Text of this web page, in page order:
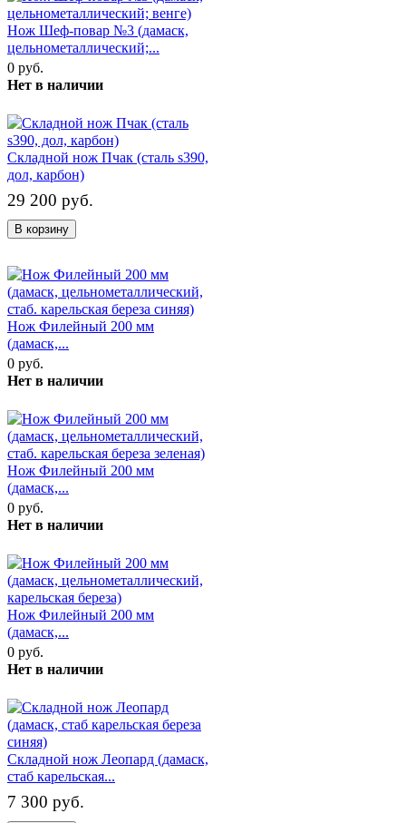
Нож Шеф-повар №3 (дамаск,
цельнометаллический;...
0 руб.
Нет в наличии
Складной нож Пчак (сталь s390,
дол, карбон)
29 200 руб.
В корзину
Нож Филейный 200 мм
(дамаск,...
0 руб.
Нет в наличии
Нож Филейный 200 мм
(дамаск,...
0 руб.
Нет в наличии
Нож Филейный 200 мм
(дамаск,...
0 руб.
Нет в наличии
Складной нож Леопард (дамаск,
стаб карельская...
7 300 руб.